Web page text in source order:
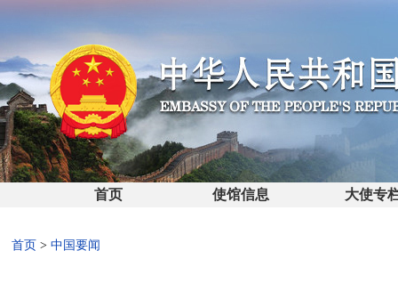
首页 使馆信息 大使专
首页 > 中国要闻